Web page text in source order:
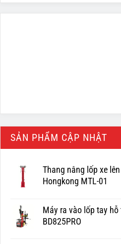
SẢN PHẨM CẬP NHẬT
Thang nâng lốp xe
Hongkong MTL-01
Máy ra vào lốp tay hỗ
BD825PRO